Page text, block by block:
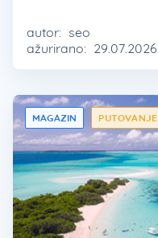
autor: seo
ažurirano: 29.07.2026.
MAGAZIN PUTOVANJE